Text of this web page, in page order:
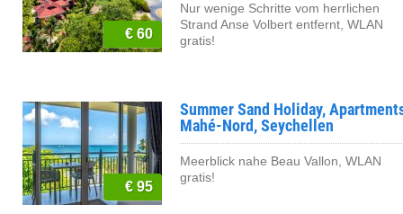
€ 60
Nur wenige Schritte vom herrlichen
Strand Anse Volbert entfernt, WLAN
gratis!
Summer Sand Holiday,
Mahé-Nord, Seychellen
€ 95
Meerblick nahe Beau Vallon, WLAN
gratis!